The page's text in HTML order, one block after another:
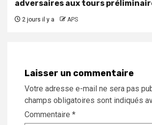
adversaires aux tours
2 jours il y a APS
Laisser un commentaire
Votre adresse e-mail ne sera pas
champs obligatoires sont indiqués
Commentaire *